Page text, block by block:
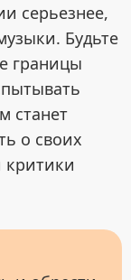
серьезнее,
Будьте
границы
станет
о своих
критики